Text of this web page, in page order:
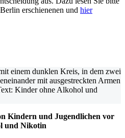
erschienenen und hier
Kindern und Jugendlichen vor
und Nikotin